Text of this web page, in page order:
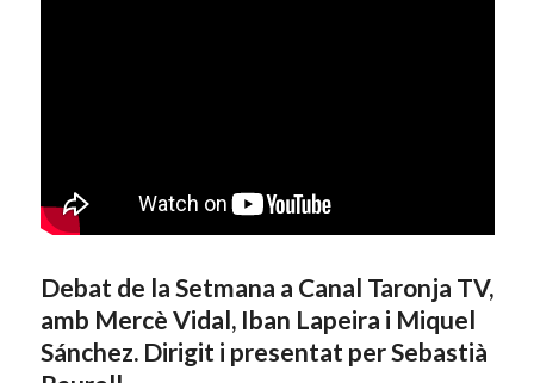
Debat de la Setmana a Canal Taronja TV,
amb Mercè Vidal, Iban Lapeira i Miquel
Sánchez. Dirigit i presentat per Sebastià